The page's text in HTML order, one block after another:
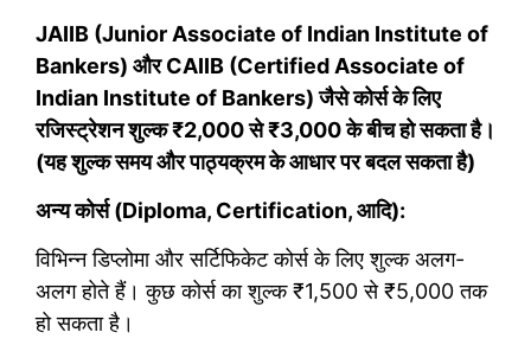
JAIIB (Junior Associate of Indian Institute of
Bankers) और CAIIB (Certified Associate of
Indian Institute of Bankers) जैसे कोर्स के लिए
रजिस्ट्रेशन शुल्क ₹2,000 से ₹3,000 के बीच हो सकता है।
(यह शुल्क समय और पाठ्यक्रम के आधार पर बदल सकता है)
अन्य कोर्स (Diploma, Certification, आदि):
विभिन्न डिप्लोमा और सर्टिफिकेट कोर्स के लिए शुल्क अलग-
अलग होते हैं। कुछ कोर्स का शुल्क ₹1,500 से ₹5,000 तक
हो सकता है।